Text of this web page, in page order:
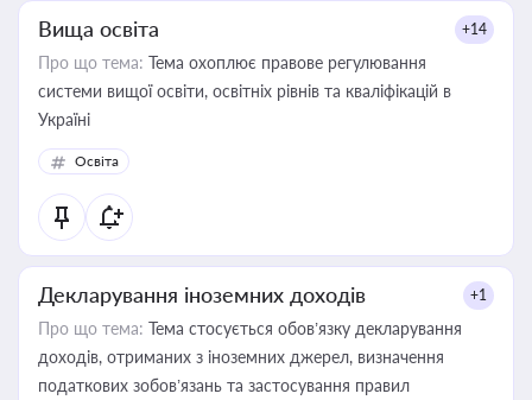
Вища освіта +14
Про що тема: Тема охоплює правове регулювання
системи вищої освіти, освітніх рівнів та кваліфікацій в
Україні
Освіта
Декларування іноземних доходів +1
Про що тема: Тема стосується обов’язку декларування
доходів, отриманих з іноземних джерел, визначення
податкових зобов’язань та застосування правил